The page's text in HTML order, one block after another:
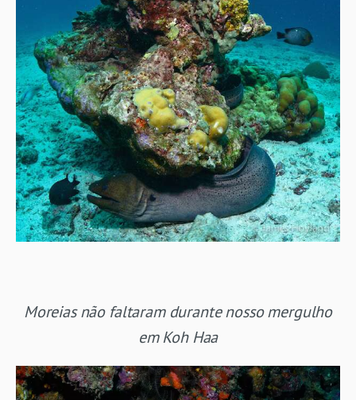
Moreias não faltaram durante nosso mergulho
em Koh Haa